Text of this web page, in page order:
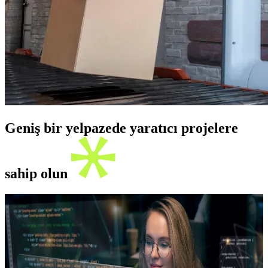
Geniş bir yelpazede yaratıcı projelere
sahip olun